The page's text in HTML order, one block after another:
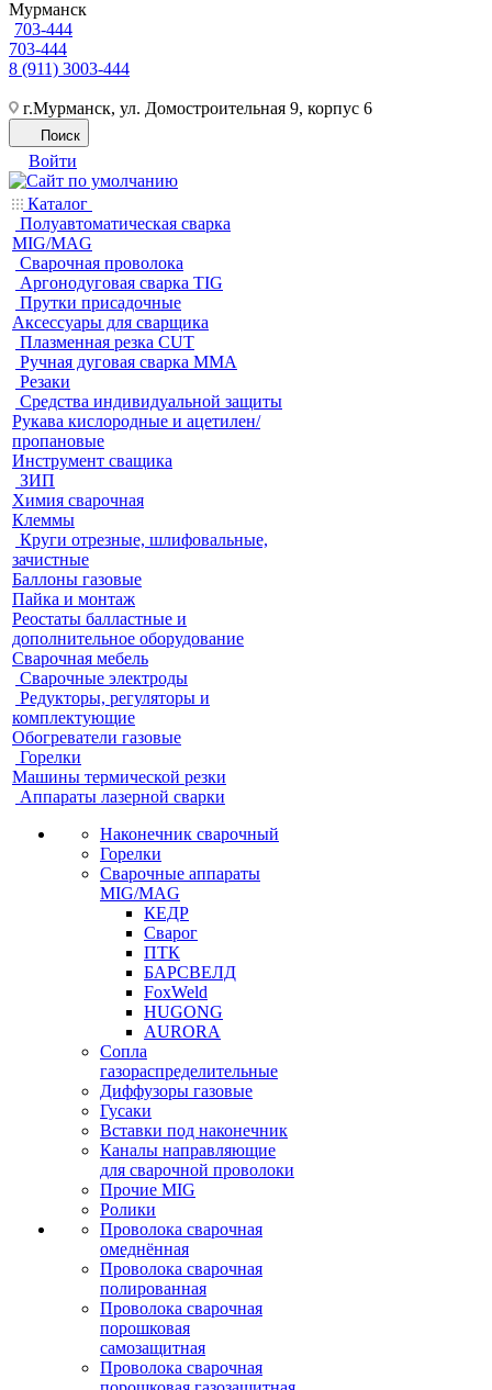
Мурманск
703-444
703-444
8 (911) 3003-444
г.Мурманск, ул. Домостроительная 9, корпус 6
Поиск
Войти
Каталог
Полуавтоматическая сварка
MIG/MAG
Cварочная проволока
Аргонодуговая сварка TIG
Прутки присадочные
Аксессуары для сварщика
Плазменная резка CUT
Ручная дуговая сварка MMA
Резаки
Средства индивидуальной защиты
Рукава кислородные и ацетилен/
пропановые
Инструмент сващика
ЗИП
Химия сварочная
Клеммы
Круги отрезные, шлифовальные,
зачистные
Баллоны газовые
Пайка и монтаж
Реостаты балластные и
дополнительное оборудование
Сварочная мебель
Cварочные электроды
Редукторы, регуляторы и
комплектующие
Обогреватели газовые
Горелки
Машины термической резки
Аппараты лазерной сварки
Наконечник сварочный
Горелки
Сварочные аппараты
MIG/MAG
КЕДР
Сварог
ПТК
БАРСВЕЛД
FoxWeld
HUGONG
AURORA
Сопла
газораспределительные
Диффузоры газовые
Гусаки
Вставки под наконечник
Каналы направляющие
для сварочной проволоки
Прочие MIG
Ролики
Проволока сварочная
омеднённая
Проволока сварочная
полированная
Проволока сварочная
порошковая
самозащитная
Проволока сварочная